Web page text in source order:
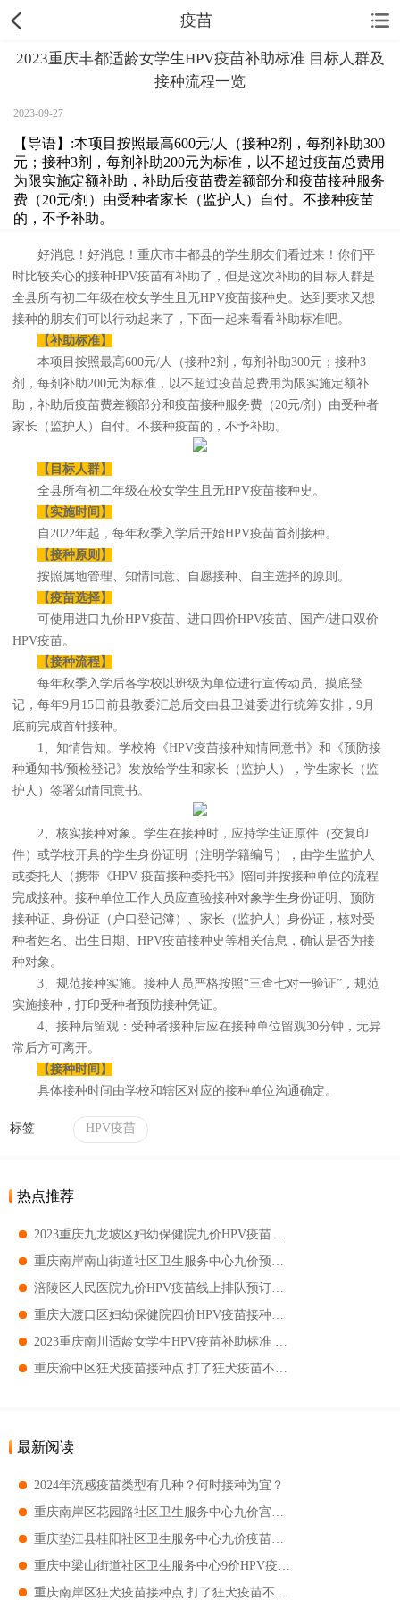
疫苗
2023重庆丰都适龄女学生HPV疫苗补助标准 目标人群及
接种流程一览
2023-09-27
【导语】:本项目按照最高600元/人（接种2剂，每剂补助300
元；接种3剂，每剂补助200元为标准，以不超过疫苗总费用
为限实施定额补助，补助后疫苗费差额部分和疫苗接种服务
费（20元/剂）由受种者家长（监护人）自付。不接种疫苗
的，不予补助。
好消息！好消息！重庆市丰都县的学生朋友们看过来！你们平
时比较关心的接种HPV疫苗有补助了，但是这次补助的目标人群是
全县所有初二年级在校女学生且无HPV疫苗接种史。达到要求又想
接种的朋友们可以行动起来了，下面一起来看看补助标准吧。
【补助标准】
本项目按照最高600元/人（接种2剂，每剂补助300元；接种3
剂，每剂补助200元为标准，以不超过疫苗总费用为限实施定额补
助，补助后疫苗费差额部分和疫苗接种服务费（20元/剂）由受种者
家长（监护人）自付。不接种疫苗的，不予补助。
【目标人群】
全县所有初二年级在校女学生且无HPV疫苗接种史。
【实施时间】
自2022年起，每年秋季入学后开始HPV疫苗首剂接种。
【接种原则】
按照属地管理、知情同意、自愿接种、自主选择的原则。
【疫苗选择】
可使用进口九价HPV疫苗、进口四价HPV疫苗、国产/进口双价
HPV疫苗。
【接种流程】
每年秋季入学后各学校以班级为单位进行宣传动员、摸底登
记，每年9月15日前县教委汇总后交由县卫健委进行统筹安排，9月
底前完成首针接种。
1、知情告知。学校将《HPV疫苗接种知情同意书》和《预防接
种通知书/预检登记》发放给学生和家长（监护人），学生家长（监
护人）签署知情同意书。
2、核实接种对象。学生在接种时，应持学生证原件（交复印
件）或学校开具的学生身份证明（注明学籍编号），由学生监护人
或委托人（携带《HPV 疫苗接种委托书》陪同并按接种单位的流程
完成接种。接种单位工作人员应查验接种对象学生身份证明、预防
接种证、身份证（户口登记簿）、家长（监护人）身份证，核对受
种者姓名、出生日期、HPV疫苗接种史等相关信息，确认是否为接
种对象。
3、规范接种实施。接种人员严格按照“三查七对一验证”，规范
实施接种，打印受种者预防接种凭证。
4、接种后留观：受种者接种后应在接种单位留观30分钟，无异
常后方可离开。
【接种时间】
具体接种时间由学校和辖区对应的接种单位沟通确定。
标签 HPV疫苗
热点推荐
最新阅读
2024年流感疫苗类型有几种？何时接种为宜？